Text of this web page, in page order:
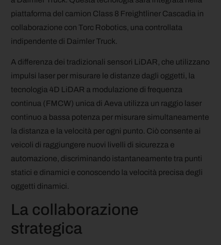
piattaforma del camion Class 8 Freightliner Cascadia in
collaborazione con Torc Robotics, una controllata
indipendente di Daimler Truck.
A differenza dei tradizionali sensori LiDAR, che utilizzano
impulsi laser per misurare le distanze dagli oggetti, la
tecnologia 4D LiDAR a modulazione di frequenza
continua (FMCW) unica di Aeva utilizza un raggio laser
continuo a bassa potenza per misurare simultaneamente
la distanza e la velocità per ogni punto. Ciò consente ai
veicoli di raggiungere nuovi livelli di sicurezza e
automazione, discriminando istantaneamente tra punti
statici e dinamici e conoscendo la velocità precisa degli
oggetti dinamici.
La collaborazione
strategica